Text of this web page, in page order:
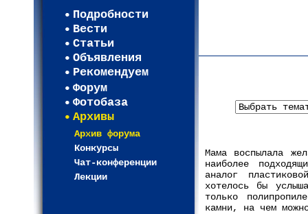
Подробности
Вести
Статьи
Объявления
Рекомендуем
Форум
Фотобаза
Архивы
Архив форума
Конкурсы
Чат-конференции
Лекции
Мама воспылала
наиболее
аналог
хотелось бы
только
камни, на чем